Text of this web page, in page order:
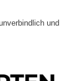
und